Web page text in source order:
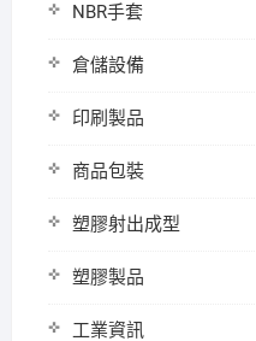
NBR手套
倉儲設備
印刷製品
商品包裝
塑膠射出成型
塑膠製品
工業資訊